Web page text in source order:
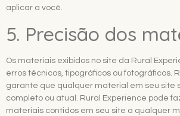
aplicar a você.
5. Precisão dos
Os materiais exibidos no site da Rural
erros técnicos, tipográficos ou fotográficos.
garante que qualquer material em seu site
completo ou atual. Rural Experience pode
materiais contidos em seu site a qualquer